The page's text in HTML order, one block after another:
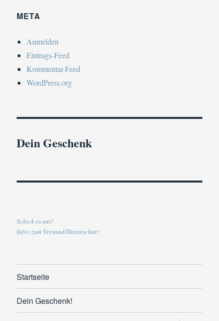
META
Anmelden
Eintrags-Feed
Kommentar-Feed
WordPress.org
Dein Geschenk
Schick es mir!
Infos zum Versand/Datenschutz
Startseite
Dein Geschenk!